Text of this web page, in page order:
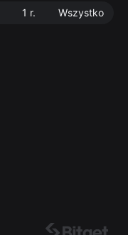
1 r. Wszystko